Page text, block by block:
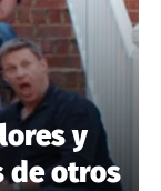
y
de otros